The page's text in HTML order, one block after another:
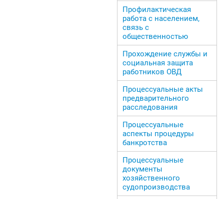
Профилактическая
работа с населением,
связь с
общественностью
Прохождение службы и
социальная защита
работников ОВД
Процессуальные акты
предварительного
расследования
Процессуальные
аспекты процедуры
банкротства
Процессуальные
документы
хозяйственного
судопроизводства